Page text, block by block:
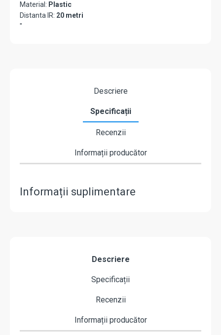
Material: Plastic
Distanta IR: 20 metri
"
Descriere
Specificații
Recenzii
Informații producător
Informații suplimentare
Descriere
Specificații
Recenzii
Informații producător